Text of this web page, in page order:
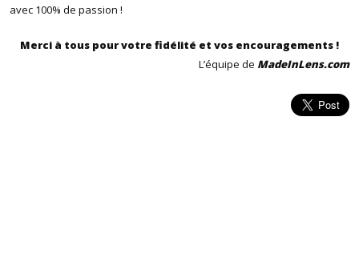
avec 100% de passion !
Merci à tous pour votre fidélité et vos encouragements !
L’équipe de MadeInLens.com